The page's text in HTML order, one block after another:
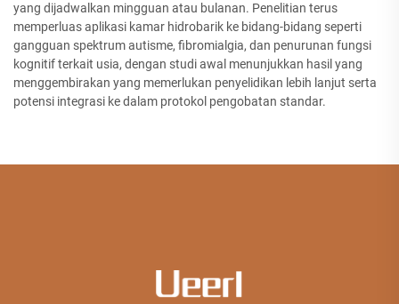
yang dijadwalkan mingguan atau bulanan. Penelitian terus
memperluas aplikasi kamar hidrobarik ke bidang-bidang seperti
gangguan spektrum autisme, fibromialgia, dan penurunan fungsi
kognitif terkait usia, dengan studi awal menunjukkan hasil yang
menggembirakan yang memerlukan penyelidikan lebih lanjut serta
potensi integrasi ke dalam protokol pengobatan standar.